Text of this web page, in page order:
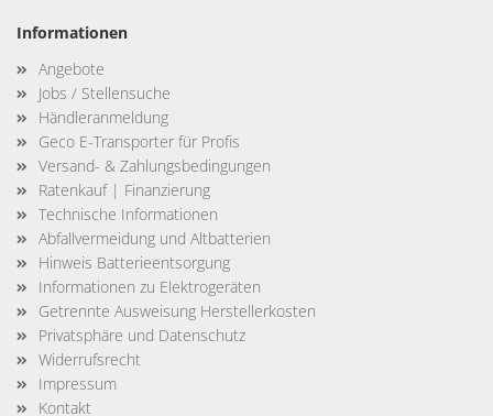
Informationen
Angebote
Jobs / Stellensuche
Händleranmeldung
Geco E-Transporter für Profis
Versand- & Zahlungsbedingungen
Ratenkauf | Finanzierung
Technische Informationen
Abfallvermeidung und Altbatterien
Hinweis Batterieentsorgung
Informationen zu Elektrogeräten
Getrennte Ausweisung Herstellerkosten
Privatsphäre und Datenschutz
Widerrufsrecht
Impressum
Kontakt